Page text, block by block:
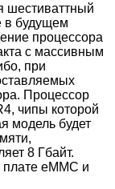
шестиваттный
в будущем
процессора
с массивным
при
Процессор
чипы которой
модель будет
8 Гбайт.
eMMC и